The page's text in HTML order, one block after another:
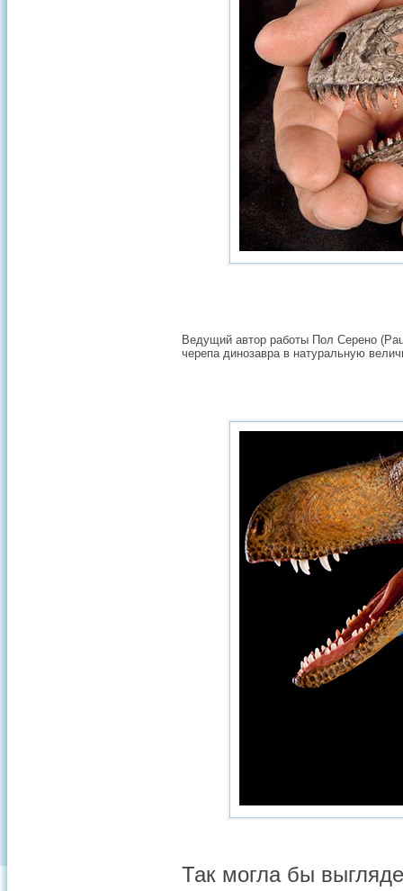
Ведущий автор работы Пол Серено
черепа динозавра в натуральную
Так могла бы